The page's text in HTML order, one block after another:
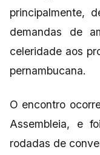
principalmente,
demandas de
celeridade aos
pernambucana.
O encontro
Assembleia, e
rodadas de